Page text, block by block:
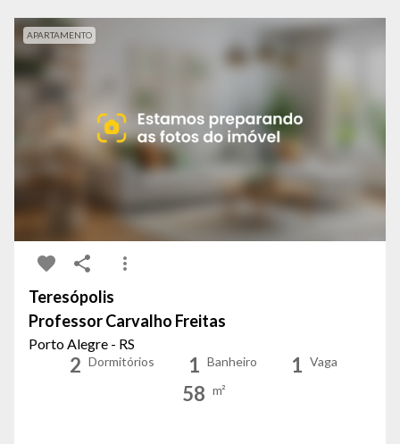
APARTAMENTO
Teresópolis
Professor Carvalho Freitas
Porto Alegre - RS
2 Dormitórios 1 Banheiro 1 Vaga
58 m²